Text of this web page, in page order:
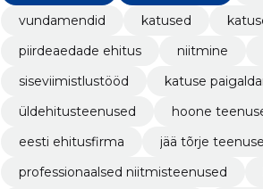
vundamendid
katused
piirdeaedade ehitus
niitmine
siseviimistlustööd
katuse
üldehitusteenused
hoone
eesti ehitusfirma
jää tõrje
professionaalsed niitmisteenused